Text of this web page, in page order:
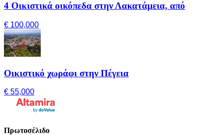
4 Οικιστικά οικόπεδα στην Λακατάμεια, από
€ 100,000
Οικιστικό χωράφι στην Πέγεια
€ 55,000
Πρωτοσέλιδο